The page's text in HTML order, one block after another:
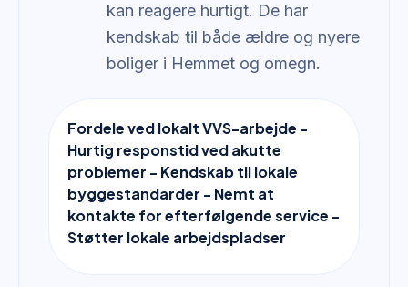
kan reagere hurtigt. De har
kendskab til både ældre og nyere
boliger i Hemmet og omegn.
Fordele ved lokalt VVS-arbejde -
Hurtig responstid ved akutte
problemer - Kendskab til lokale
byggestandarder - Nemt at
kontakte for efterfølgende service -
Støtter lokale arbejdspladser